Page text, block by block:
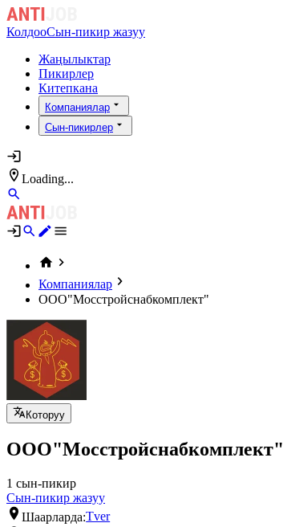
КолдооСын-пикир жазуу
Жаңылыктар
Пикирлер
Китепкана
Компаниялар
Сын-пикирлер
Loading...
Компаниялар
ООО"Мосстройснабкомплект"
Которуу
ООО"Мосстройснабкомплект"
1 сын-пикир
Сын-пикир жазуу
Шаарларда:Tver